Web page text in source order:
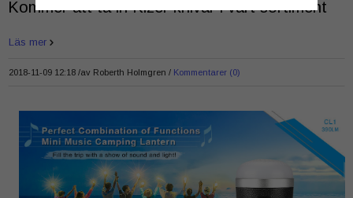
Kommer att ta in Kizer knivar i vårt sortiment
2018-11-09 12:18 /av Roberth Holmgren Kommentarer (0)
Läs mer